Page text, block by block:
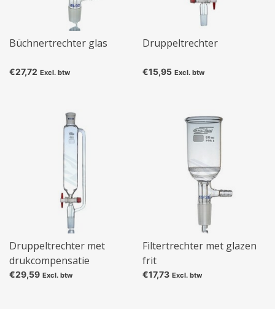
Büchnertrechter glas
€27,72 Excl. btw
Druppeltrechter
€15,95 Excl. btw
Druppeltrechter met
drukcompensatie
€29,59 Excl. btw
Filtertrechter met glazen
frit
€17,73 Excl. btw